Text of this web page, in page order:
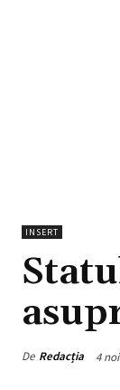
INSERT
De Redacția 4